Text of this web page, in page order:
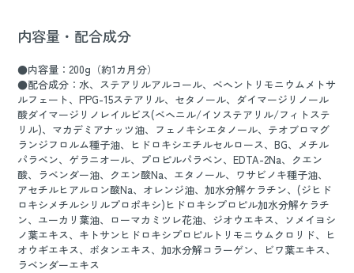
内容量・配合成分
●内容量：200g（約1カ月分）
●配合成分：水、ステアリルアルコール、ベヘントリモニウムメトサ
ルフェート、PPG-15ステアリル、セタノール、ダイマージリノール
酸ダイマージリノレイルビス(ベヘニル/イソステアリル/フィトステ
リル)、マカデミアナッツ油、フェノキシエタノール、テオブロマグ
ランジフロルム種子油、ヒドロキシエチルセルロース、BG、メチル
パラベン、ゲラニオール、プロピルパラベン、EDTA-2Na、クエン
酸、ラベンダー油、クエン酸Na、エタノール、ワサビノキ種子油、
アセチルヒアルロン酸Na、オレンジ油、加水分解ケラチン、(ジヒド
ロキシメチルシリルプロポキシ)ヒドロキシプロピル加水分解ケラチ
ン、ユーカリ葉油、ローマカミツレ花油、ジオウエキス、ソメイヨシ
ノ葉エキス、キトサンヒドロキシプロピルトリモニウムクロリド、ヒ
オウギエキス、ボタンエキス、加水分解コラーゲン、ビワ葉エキス、
ラベンダーエキス